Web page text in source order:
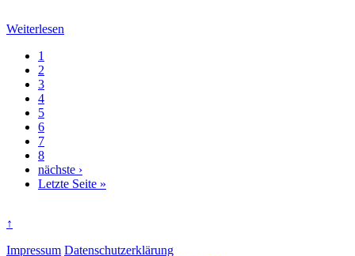
Weiterlesen
Seitennummerierung
Aktuelle
Seite
1
Page
2
Page
3
Page
4
Page
5
Page
6
Page
7
Page
8
Nächste
Seite
nächste ›
Letzte
Letzte Seite »
↑
Impressum Datenschutzerklärung